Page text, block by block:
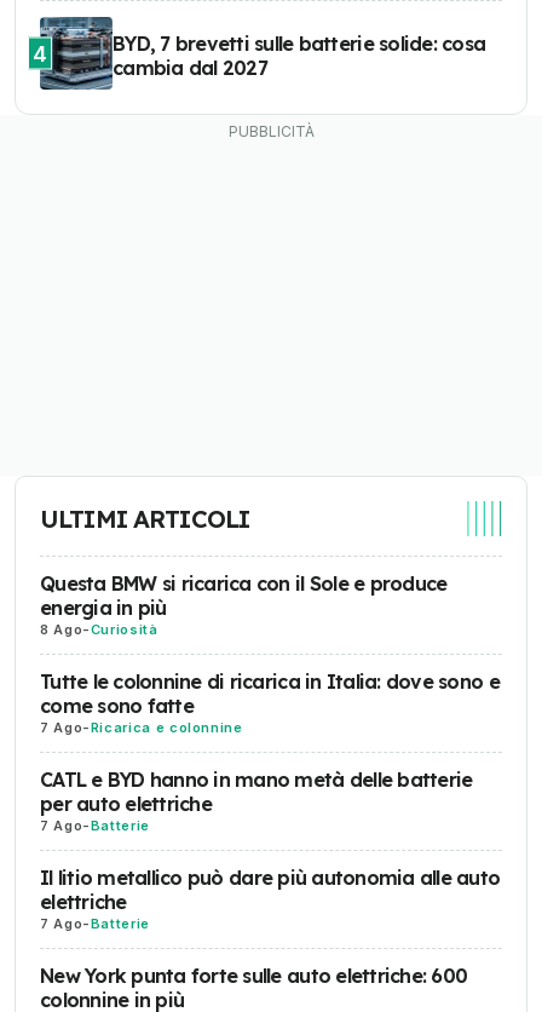
4
BYD, 7 brevetti sulle batterie solide: cosa
cambia dal 2027
ULTIMI ARTICOLI
Questa BMW si ricarica con il Sole e produce
energia in più
8 Ago-Curiosità
Tutte le colonnine di ricarica in Italia: dove sono e
come sono fatte
7 Ago-Ricarica e colonnine
CATL e BYD hanno in mano metà delle batterie
per auto elettriche
7 Ago-Batterie
Il litio metallico può dare più autonomia alle auto
elettriche
7 Ago-Batterie
New York punta forte sulle auto elettriche: 600
colonnine in più